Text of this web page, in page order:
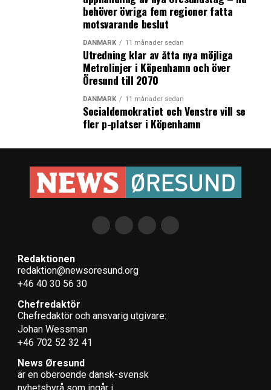
behöver övriga fem regioner fatta
motsvarande beslut
DANMARK 11 månader sedan
Utredning klar av åtta nya möjliga
Metrolinjer i Köpenhamn och över
Öresund till 2070
DANMARK 11 månader sedan
Socialdemokratiet och Venstre vill se
fler p-platser i Köpenhamn
Redaktionen
redaktion@newsoresund.org
+46 40 30 56 30
Chefredaktör
Chefredaktör och ansvarig utgivare:
Johan Wessman
+46 702 52 32 41
News Øresund
är en oberoende dansk-svensk